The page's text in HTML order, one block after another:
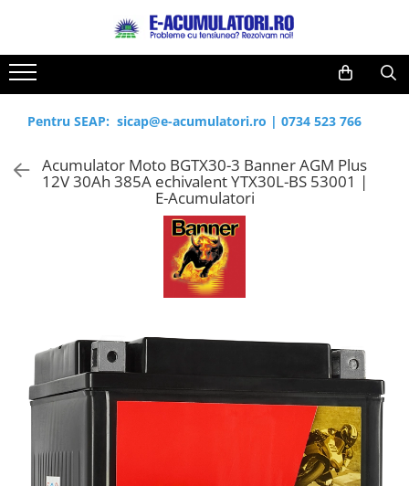
Toate Produsele
Acumulatori, Baterii si Incarcatoare
Uzuale
Baterii alcaline
Baterii litiu
Acumulatori
Li-Ion
Incarcatoare acumulatori
Panouri fotovoltaice
Reduceri de vara
Cabluri
Acumulatori
Prelungitoare
Panouri fotovoltaice
Pentru SEAP: sicap@e-acumulatori.ro | 0734 523 766
Acumulator Moto BGTX30-3 Banner AGM Plus
12V 30Ah 385A echivalent YTX30L-BS 53001 |
E-Acumulatori